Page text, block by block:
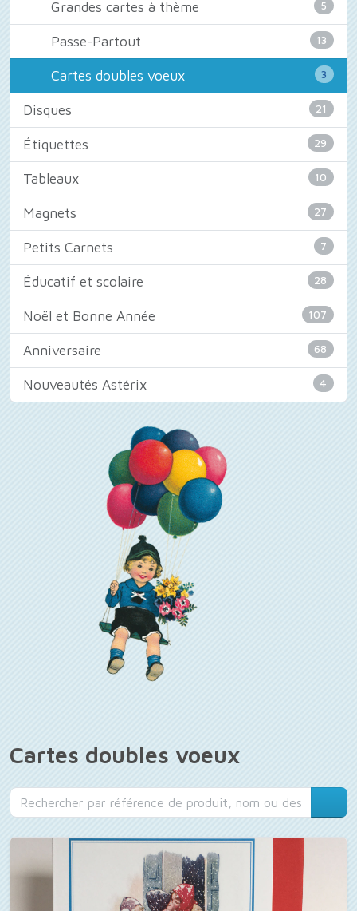
Grandes cartes à thème 5
Passe-Partout 13
Cartes doubles voeux 3
Disques 21
Étiquettes 29
Tableaux 10
Magnets 27
Petits Carnets 7
Éducatif et scolaire 28
Noël et Bonne Année 107
Anniversaire 68
Nouveautés Astérix 4
Cartes doubles voeux